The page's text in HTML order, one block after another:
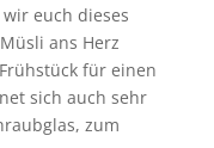
euch dieses
ans Herz
für einen
sich auch sehr
zum